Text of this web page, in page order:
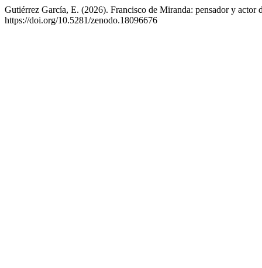
Gutiérrez García, E. (2026). Francisco de Miranda: pensador y
https://doi.org/10.5281/zenodo.18096676